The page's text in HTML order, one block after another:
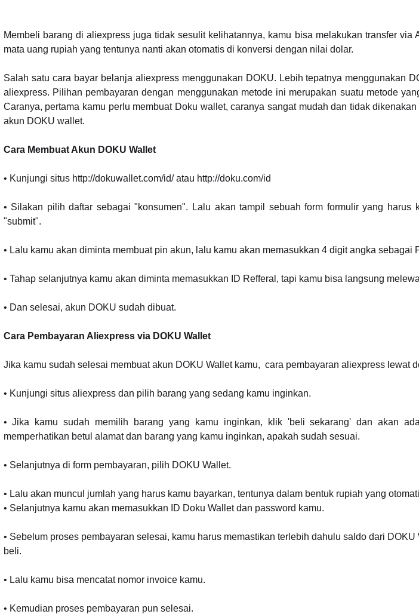
Membeli barang di aliexpress juga tidak sesulit kelihatannya, kamu bisa melakukan transfer via
mata uang rupiah yang tentunya nanti akan otomatis di konversi dengan nilai dolar.
Salah satu cara bayar belanja aliexpress menggunakan DOKU. Lebih tepatnya menggunakan
aliexpress. Pilihan pembayaran dengan menggunakan metode ini merupakan suatu metode
Caranya, pertama kamu perlu membuat Doku wallet, caranya sangat mudah dan tidak
akun DOKU wallet.
Cara Membuat Akun DOKU Wallet
• Kunjungi situs http://dokuwallet.com/id/ atau http://doku.com/id
• Silakan pilih daftar sebagai "konsumen". Lalu akan tampil sebuah form formulir yang harus
"submit".
• Lalu kamu akan diminta membuat pin akun, lalu kamu akan memasukkan 4 digit angka sebagai
• Tahap selanjutnya kamu akan diminta memasukkan ID Refferal, tapi kamu bisa langsung
• Dan selesai, akun DOKU sudah dibuat.
Cara Pembayaran Aliexpress via DOKU Wallet
Jika kamu sudah selesai membuat akun DOKU Wallet kamu, cara pembayaran aliexpress lewat
• Kunjungi situs aliexpress dan pilih barang yang sedang kamu inginkan.
• Jika kamu sudah memilih barang yang kamu inginkan, klik 'beli sekarang' dan akan
memperhatikan betul alamat dan barang yang kamu inginkan, apakah sudah sesuai.
• Selanjutnya di form pembayaran, pilih DOKU Wallet.
• Lalu akan muncul jumlah yang harus kamu bayarkan, tentunya dalam bentuk rupiah yang
• Selanjutnya kamu akan memasukkan ID Doku Wallet dan password kamu.
• Sebelum proses pembayaran selesai, kamu harus memastikan terlebih dahulu saldo dari
beli.
• Lalu kamu bisa mencatat nomor invoice kamu.
• Kemudian proses pembayaran pun selesai.